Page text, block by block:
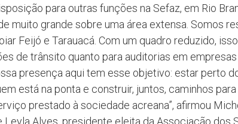
para outras funções na Sefaz, em Rio
muito grande sobre uma área extensa. Somos
Feijó e Tarauacá. Com um quadro reduzido,
de trânsito quanto para auditorias em
presença aqui tem esse objetivo: estar perto
está na ponta e construir, juntos, caminhos
prestado à sociedade acreana”, afirmou
Leyla Alves, presidente eleita da Associação dos